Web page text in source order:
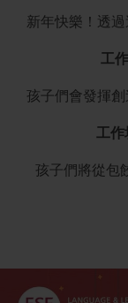
新年快樂！透
工
孩子們會發揮創
工
孩子們將從包